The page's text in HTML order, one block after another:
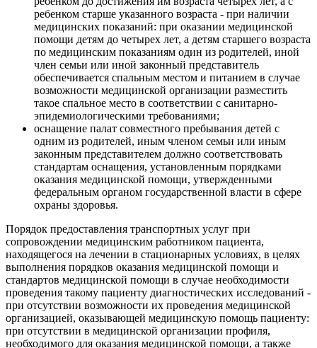
ребенком старше указанного возраста - при наличии
медицинских показаний: при оказании медицинской
помощи детям до четырех лет, а детям старшего возраста
по медицинским показаниям один из родителей, иной
член семьи или иной законный представитель
обеспечивается спальным местом и питанием в случае
возможности медицинской организации разместить
такое спальное место в соответствии с санитарно-
эпидемиологическими требованиями;
оснащение палат совместного пребывания детей с
одним из родителей, иным членом семьи или иным
законным представителем должно соответствовать
стандартам оснащения, установленным порядками
оказания медицинской помощи, утвержденными
федеральным органом государственной власти в сфере
охраны здоровья.
Порядок предоставления транспортных услуг при
сопровождении медицинским работником пациента,
находящегося на лечении в стационарных условиях, в целях
выполнения порядков оказания медицинской помощи и
стандартов медицинской помощи в случае необходимости
проведения такому пациенту диагностических исследований -
при отсутствии возможности их проведения медицинской
организацией, оказывающей медицинскую помощь пациенту:
при отсутствии в медицинской организации профиля,
необходимого для оказания медицинской помощи, а также